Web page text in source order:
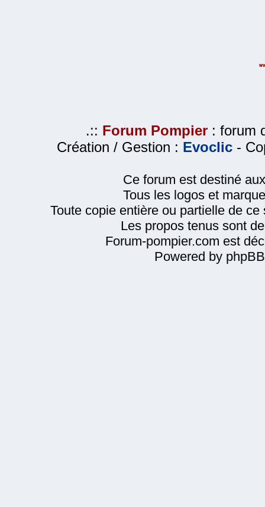
.:: Forum Pompier : forum
Création / Gestion : Evoclic -
Ce forum est destiné
Tous les logos et
Toute copie entière ou partielle de
Les propos tenus sont
Forum-pompier.com est
Powered by